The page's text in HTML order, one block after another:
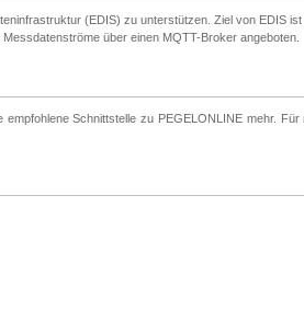
(EDIS) zu unterstützen. Ziel von EDIS
über einen MQTT-Broker angeboten.
Schnittstelle zu PEGELONLINE mehr.